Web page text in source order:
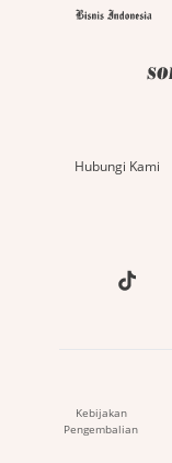
Hubungi Kami
Kebijakan
Pengembalian